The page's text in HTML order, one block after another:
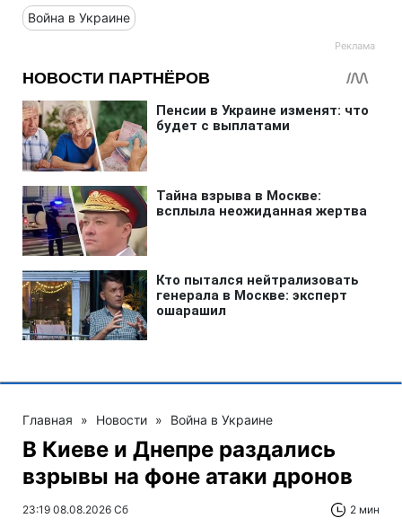
Война в Украине
Главная » Новости » Война в Украине
В Киеве и Днепре раздались
взрывы на фоне атаки дронов
23:19 08.08.2026 Сб 2 мин